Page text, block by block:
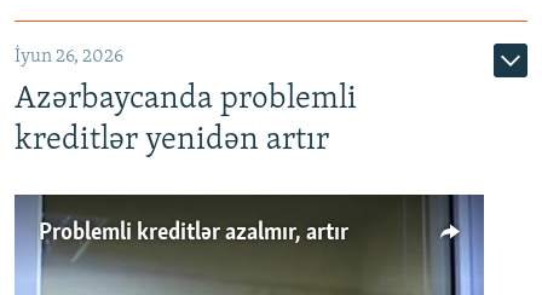
720p 1080p
İyun 26, 2026
Azərbaycanda problemli
kreditlər yenidən artır
Problemli kreditlər azalmır, artır